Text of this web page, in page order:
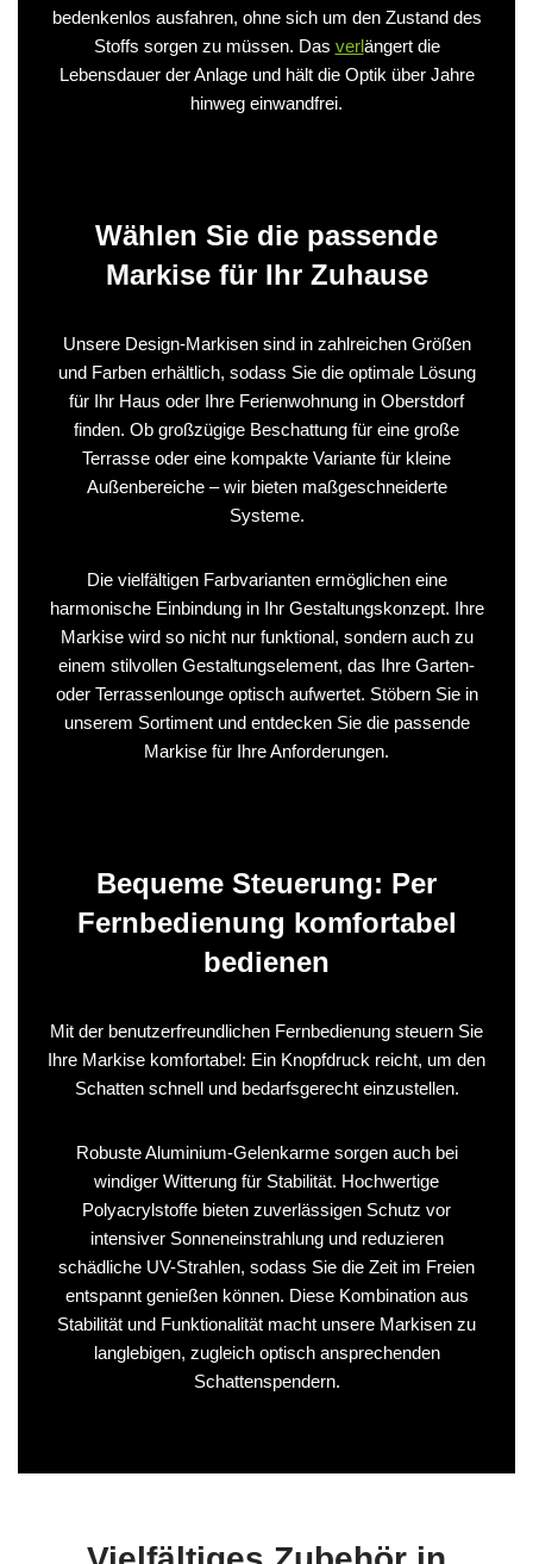
bedenkenlos ausfahren, ohne sich um den Zustand des
Stoffs sorgen zu müssen. Das verlängert die
Lebensdauer der Anlage und hält die Optik über Jahre
hinweg einwandfrei.
Wählen Sie die passende
Markise für Ihr Zuhause
Unsere Design-Markisen sind in zahlreichen Größen
und Farben erhältlich, sodass Sie die optimale Lösung
für Ihr Haus oder Ihre Ferienwohnung in Oberstdorf
finden. Ob großzügige Beschattung für eine große
Terrasse oder eine kompakte Variante für kleine
Außenbereiche – wir bieten maßgeschneiderte
Systeme.
Die vielfältigen Farbvarianten ermöglichen eine
harmonische Einbindung in Ihr Gestaltungskonzept. Ihre
Markise wird so nicht nur funktional, sondern auch zu
einem stilvollen Gestaltungselement, das Ihre Garten-
oder Terrassenlounge optisch aufwertet. Stöbern Sie in
unserem Sortiment und entdecken Sie die passende
Markise für Ihre Anforderungen.
Bequeme Steuerung: Per
Fernbedienung komfortabel
bedienen
Mit der benutzerfreundlichen Fernbedienung steuern Sie
Ihre Markise komfortabel: Ein Knopfdruck reicht, um den
Schatten schnell und bedarfsgerecht einzustellen.
Robuste Aluminium-Gelenkarme sorgen auch bei
windiger Witterung für Stabilität. Hochwertige
Polyacrylstoffe bieten zuverlässigen Schutz vor
intensiver Sonneneinstrahlung und reduzieren
schädliche UV-Strahlen, sodass Sie die Zeit im Freien
entspannt genießen können. Diese Kombination aus
Stabilität und Funktionalität macht unsere Markisen zu
langlebigen, zugleich optisch ansprechenden
Schattenspendern.